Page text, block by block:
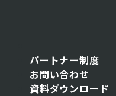
パートナー制度
お問い合わせ
資料ダウンロード